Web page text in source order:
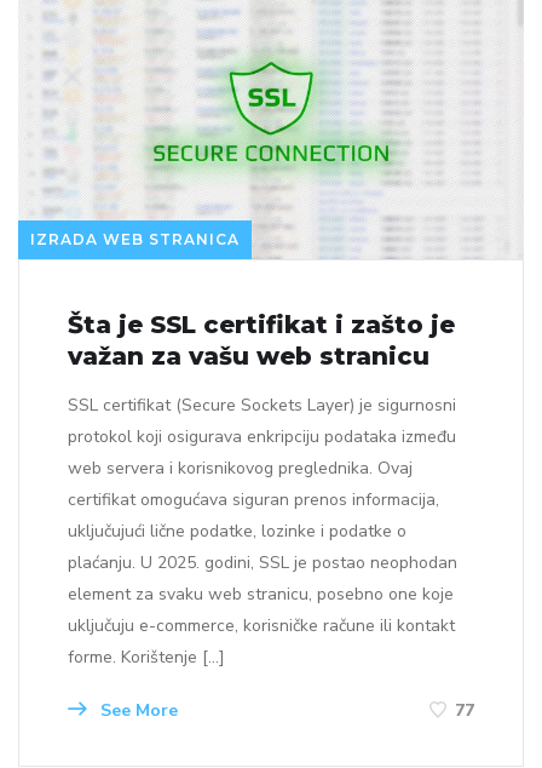
IZRADA WEB STRANICA
Šta je SSL certifikat i zašto je
važan za vašu web stranicu
SSL certifikat (Secure Sockets Layer) je sigurnosni
protokol koji osigurava enkripciju podataka između
web servera i korisnikovog preglednika. Ovaj
certifikat omogućava siguran prenos informacija,
uključujući lične podatke, lozinke i podatke o
plaćanju. U 2025. godini, SSL je postao neophodan
element za svaku web stranicu, posebno one koje
uključuju e-commerce, korisničke račune ili kontakt
forme. Korištenje […]
See More 77